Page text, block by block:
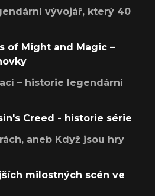
vývojář, který 40
of Might and Magic –
– historie legendární
Creed - historie série
aneb Když jsou hry
milostných scén ve